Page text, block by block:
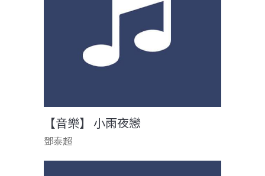
【音樂】 小雨夜戀
鄧泰超